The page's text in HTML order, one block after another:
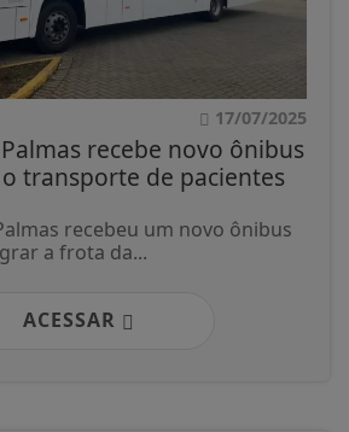
17/07/2025
recebe novo ônibus
transporte de pacientes
recebeu um novo ônibus
a frota da...
ACESSAR